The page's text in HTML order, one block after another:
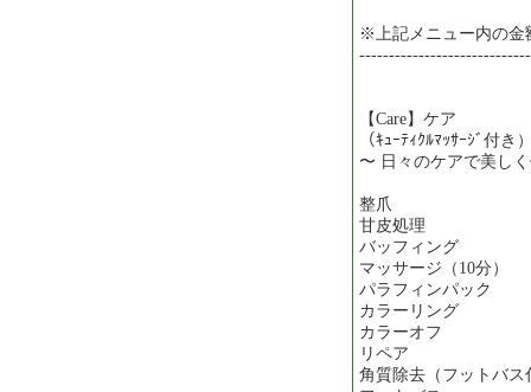
※上記メニュー内の金
【Care】ケア
（ｷｭｰﾃｨｸﾙﾏｯｻｰｼﾞ付き
〜 日々のケアで美し
整爪 ─
甘皮処理
バッフィン
マッサージ（10
パラフィンパ
カラーリン
カラーオ
リペア ─
角質除去（フット